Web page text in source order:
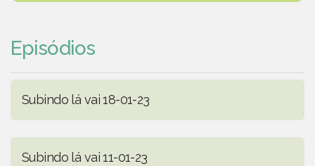
Episódios
Subindo lá vai 18-01-23
Subindo lá vai 11-01-23